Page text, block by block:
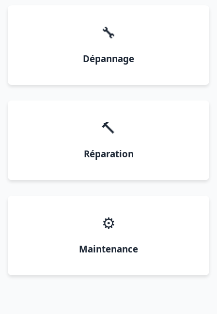
🔧
Dépannage
🔨
Réparation
⚙️
Maintenance